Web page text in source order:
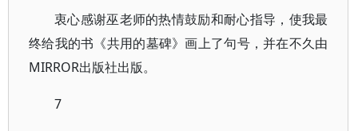
衷心感谢巫老师的热情鼓励和耐心指导，使我最
终给我的书《共用的墓碑》画上了句号，并在不久由
MIRROR出版社出版。
7